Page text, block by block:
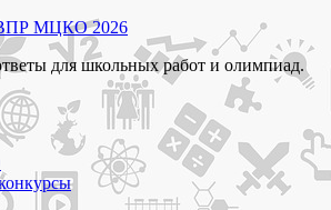
МЦКО 2026
для школьных работ и олимпиад.